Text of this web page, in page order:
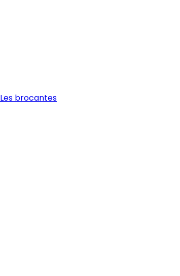
Les brocantes